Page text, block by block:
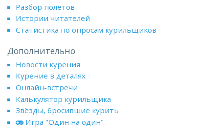
Разбор полётов
Истории читателей
Статистика по опросам курильщиков
Дополнительно
Новости курения
Курение в деталях
Онлайн-встречи
Калькулятор курильщика
Звёзды, бросившие курить
Игра "Один на один"